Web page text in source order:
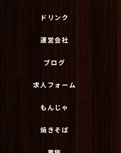
ドリンク
運営会社
ブログ
求人フォーム
もんじゃ
焼きそば